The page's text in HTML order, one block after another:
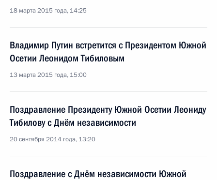
18 марта 2015 года, 14:25
Владимир Путин встретится с Президентом Южной
Осетии Леонидом Тибиловым
13 марта 2015 года, 15:00
Поздравление Президенту Южной Осетии Леониду
Тибилову с Днём независимости
20 сентября 2014 года, 13:20
Поздравление с Днём независимости Южной